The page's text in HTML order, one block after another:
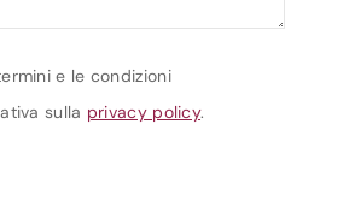
e le condizioni
sulla privacy policy.